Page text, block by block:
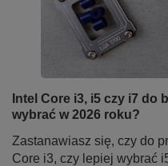
Intel Core i3, i5 czy i7
wybrać w 2026 roku?
Zastanawiasz się, czy do
Core i3, czy lepiej wybrać